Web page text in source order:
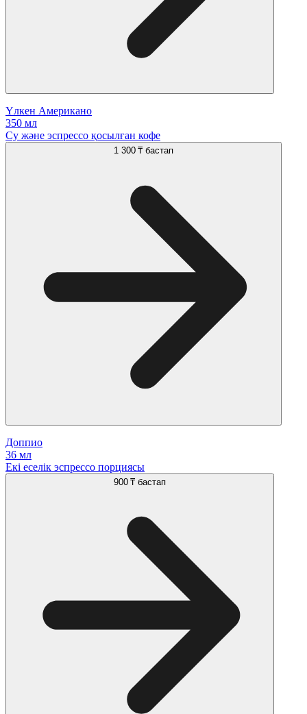
Үлкен Американо
350 мл
Су және эспрессо қосылған кофе
1 300 ₸ бастап
Доппио
36 мл
Екі еселік эспрессо порциясы
900 ₸ бастап